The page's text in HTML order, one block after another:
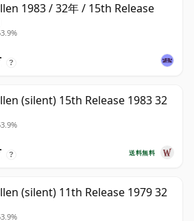
1983 / 32年 / 15th Release
?
(silent) 15th Release 1983 32
送料無料
?
(silent) 11th Release 1979 32